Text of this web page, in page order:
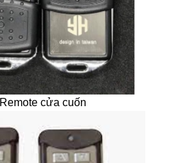
Remote cửa cuốn